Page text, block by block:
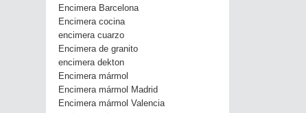
Encimera Barcelona
Encimera cocina
encimera cuarzo
Encimera de granito
encimera dekton
Encimera mármol
Encimera mármol Madrid
Encimera mármol Valencia